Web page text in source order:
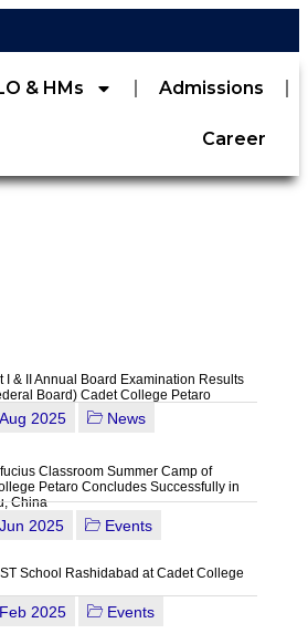
& HMs Admissions
Career
I & II Annual Board Examination Results
Board) Cadet College Petaro
2025 News
Classroom Summer Camp of
Petaro Concludes Successfully in
China
2025 Events
School Rashidabad at Cadet College
2025 Events